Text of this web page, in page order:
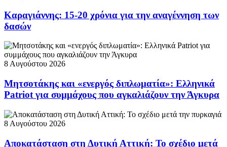
Καραγιάννης: 15-20 χρόνια για την αναγέννηση των
δασών
8 Αυγούστου 2026
Μητσοτάκης και «ενεργός διπλωματία»: Ελληνικά
Patriot για συμμάχους που αγκαλιάζουν την Άγκυρα
8 Αυγούστου 2026
Αποκατάσταση στη Δυτική Αττική: Το σχέδιο μετά